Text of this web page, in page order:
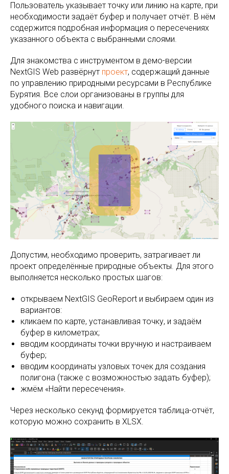
Пользователь указывает точку или линию на карте, при
необходимости задаёт буфер и получает отчёт. В нём
содержится подробная информация о пересечениях
указанного объекта с выбранными слоями.
Для знакомства с инструментом в демо-версии
NextGIS Web развёрнут проект, содержащий данные
по управлению природными ресурсами в Республике
Бурятия. Все слои организованы в группы для
удобного поиска и навигации.
Допустим, необходимо проверить, затрагивает ли
проект определённые природные объекты. Для этого
выполняется несколько простых шагов:
открываем NextGIS GeoReport и выбираем один из
вариантов:
кликаем по карте, устанавливая точку, и задаём
буфер в километрах;
вводим координаты точки вручную и настраиваем
буфер;
вводим координаты узловых точек для создания
полигона (также с возможностью задать буфер);
жмём «Найти пересечения».
Через несколько секунд формируется таблица-отчёт,
которую можно сохранить в XLSX.